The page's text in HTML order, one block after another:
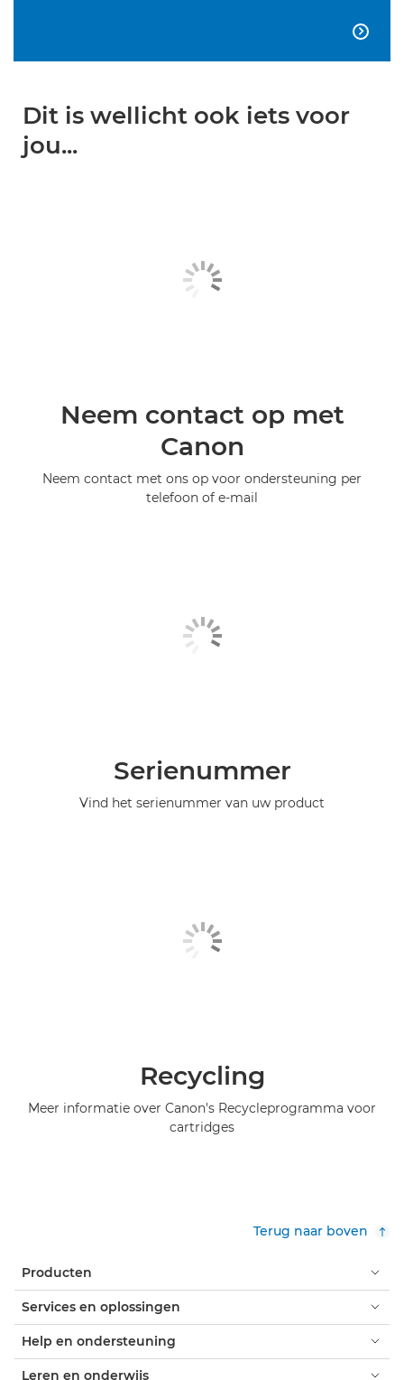

Dit is wellicht ook iets voor
jou...
Neem contact op met
Canon
Neem contact met ons op voor ondersteuning per
telefoon of e-mail
Serienummer
Vind het serienummer van uw product
Recycling
Meer informatie over Canon's Recycleprogramma voor
cartridges
Terug naar boven
Producten
Services en oplossingen
Help en ondersteuning
Leren en onderwijs